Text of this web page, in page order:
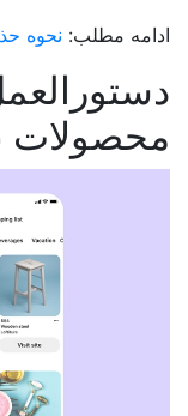
ادامه مطلب: نحوه
محصولات